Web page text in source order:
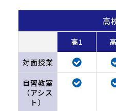
高
高1
対面授業
自習教室
（アシス
ト）